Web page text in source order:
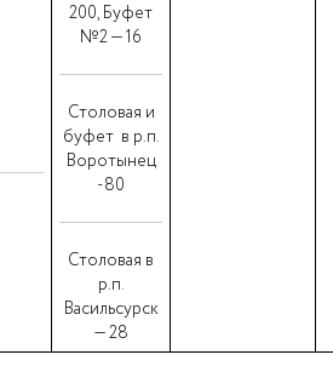
200, Буфет
№2 — 16
Столовая и
буфет в р.п.
Воротынец
-80
Столовая в
р.п.
Васильсурск
— 28